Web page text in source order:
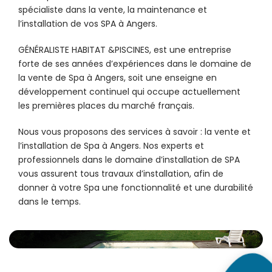
spécialiste dans la vente, la maintenance et
l’installation de vos SPA à Angers.
GÉNÉRALISTE HABITAT &PISCINES, est une entreprise
forte de ses années d’expériences dans le domaine de
la vente de Spa à Angers, soit une enseigne en
développement continuel qui occupe actuellement
les premières places du marché français.
Nous vous proposons des services à savoir : la vente et
l’installation de Spa à Angers. Nos experts et
professionnels dans le domaine d’installation de SPA
vous assurent tous travaux d’installation, afin de
donner à votre Spa une fonctionnalité et une durabilité
dans le temps.